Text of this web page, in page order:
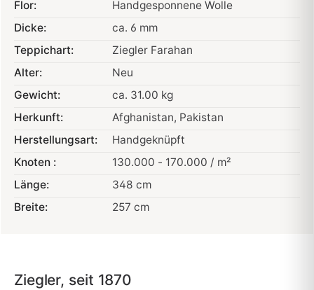
Flor:
Handgesponnene Wolle
Dicke:
ca. 6 mm
Teppichart:
Ziegler Farahan
Alter:
Neu
Gewicht:
ca. 31.00 kg
Herkunft:
Afghanistan, Pakistan
Herstellungsart:
Handgeknüpft
Knoten :
130.000 - 170.000 / m²
Länge:
348 cm
Breite:
257 cm
Ziegler, seit 1870